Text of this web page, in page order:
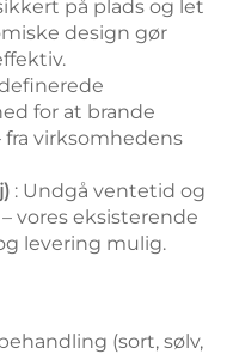
på plads og let
design gør
for at brande
virksomhedens
: Undgå ventetid og
vores eksisterende
levering mulig.
(sort, sølv,